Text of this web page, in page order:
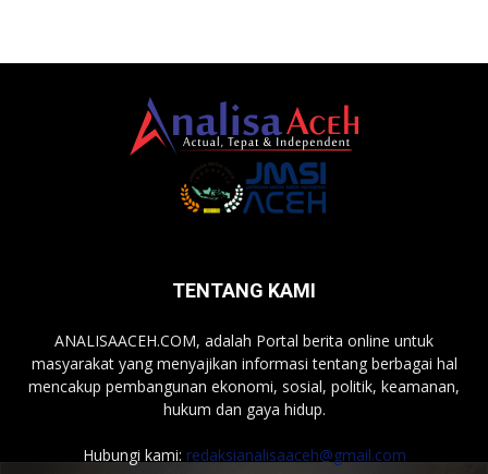
TENTANG KAMI
ANALISAACEH.COM, adalah Portal berita online untuk
masyarakat yang menyajikan informasi tentang berbagai hal
mencakup pembangunan ekonomi, sosial, politik, keamanan,
hukum dan gaya hidup.
Hubungi kami: redaksianalisaaceh@gmail.com